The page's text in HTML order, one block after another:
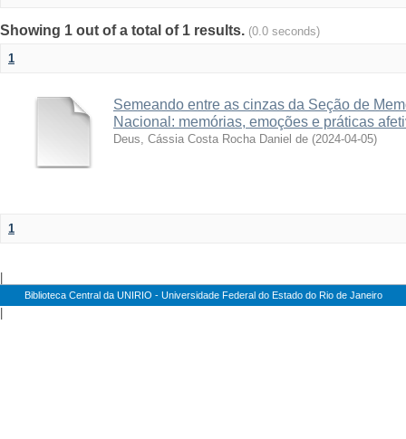
Showing 1 out of a total of 1 results. (0.0 seconds)
1
Semeando entre as cinzas da Seção de
Nacional: memórias, emoções e práticas
Deus, Cássia Costa Rocha Daniel de (2024-04-05)
1
Biblioteca Central da UNIRIO - Universidade Federal do Estado do Rio de Janeiro